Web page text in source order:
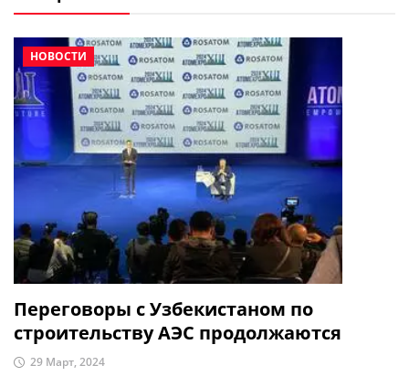
НОВОСТИ
Переговоры с Узбекистаном по
строительству АЭС продолжаются
29 Март, 2024